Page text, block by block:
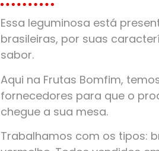
Essa leguminosa está
brasileiras, por suas
sabor.
Aqui na Frutas Bomfim,
fornecedores para que o
chegue a sua mesa.
Trabalhamos com os tipos: